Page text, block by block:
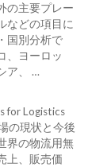
の主要プレー
などの項目に
国別分析で
、ヨーロッ
ア、 …
for Logistics
の現状と今後
界の物流用無
上、販売価